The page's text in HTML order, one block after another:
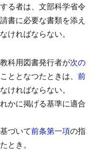
る者は、文部科学省令
書に必要な書類を添え
ければならない。
科用図書発行者が次の
ととなつたときは、 前
ければならない。
かに掲げる基準に適合
づいて前条第一項の指
とき。